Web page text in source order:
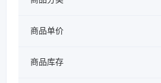
商品单价
商品库存